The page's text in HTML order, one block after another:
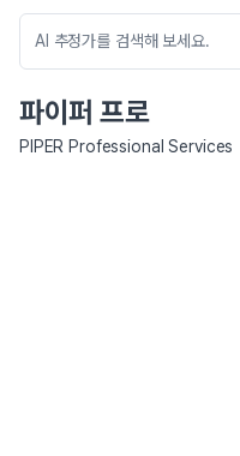
파이퍼 프로
PIPER Professional Services